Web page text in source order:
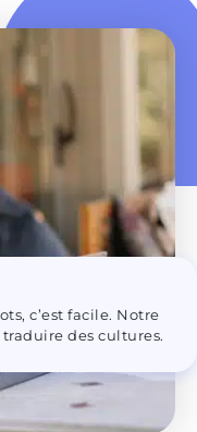
c’est facile. Notre
des cultures.